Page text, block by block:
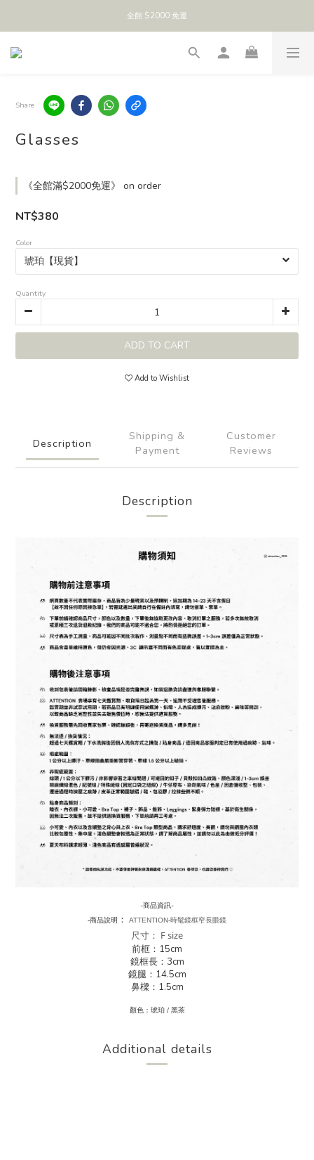
全館 $2000 免運
Share
Glasses
《全館滿$2000免運》 on order
NT$380
Color
Quantity
ADD TO CART
Add to Wishlist
Description
Shipping &
Payment
Customer
Reviews
Description
-商品資訊-
-商品說明 ： ATTENTION-時髦鏡框窄長眼鏡
尺寸： F size
前框：15cm
鏡框長：3cm
鏡腿：14.5cm
鼻樑：1.5cm
顏色：琥珀 / 黑茶
Additional details